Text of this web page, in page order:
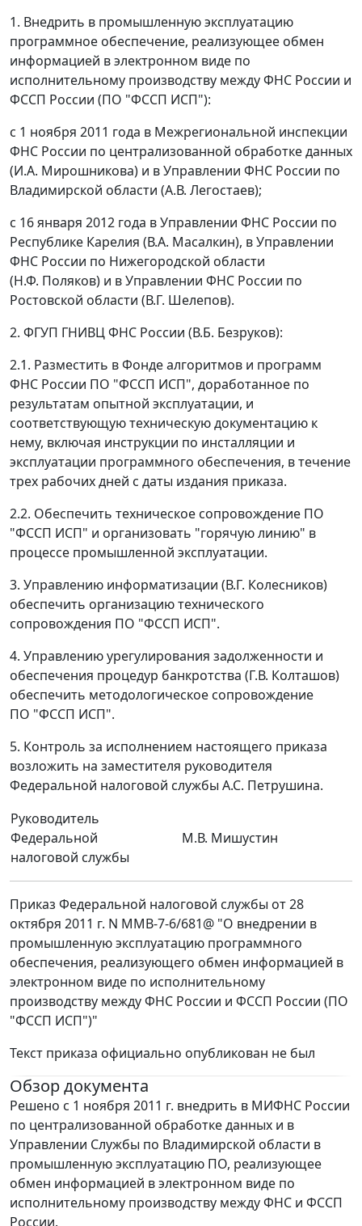
1. Внедрить в промышленную эксплуатацию
программное обеспечение, реализующее обмен
информацией в электронном виде по
исполнительному производству между ФНС России и
ФССП России (ПО "ФССП ИСП"):
с 1 ноября 2011 года в Межрегиональной инспекции
ФНС России по централизованной обработке данных
(И.А. Мирошникова) и в Управлении ФНС России по
Владимирской области (А.В. Легостаев);
с 16 января 2012 года в Управлении ФНС России по
Республике Карелия (В.А. Масалкин), в Управлении
ФНС России по Нижегородской области
(Н.Ф. Поляков) и в Управлении ФНС России по
Ростовской области (В.Г. Шелепов).
2. ФГУП ГНИВЦ ФНС России (В.Б. Безруков):
2.1. Разместить в Фонде алгоритмов и программ
ФНС России ПО "ФССП ИСП", доработанное по
результатам опытной эксплуатации, и
соответствующую техническую документацию к
нему, включая инструкции по инсталляции и
эксплуатации программного обеспечения, в течение
трех рабочих дней с даты издания приказа.
2.2. Обеспечить техническое сопровождение ПО
"ФССП ИСП" и организовать "горячую линию" в
процессе промышленной эксплуатации.
3. Управлению информатизации (В.Г. Колесников)
обеспечить организацию технического
сопровождения ПО "ФССП ИСП".
4. Управлению урегулирования задолженности и
обеспечения процедур банкротства (Г.В. Колташов)
обеспечить методологическое сопровождение
ПО "ФССП ИСП".
5. Контроль за исполнением настоящего приказа
возложить на заместителя руководителя
Федеральной налоговой службы А.С. Петрушина.
Руководитель
Федеральной
налоговой службы
М.В. Мишустин
Приказ Федеральной налоговой службы от 28
октября 2011 г. N ММВ-7-6/681@ "О внедрении в
промышленную эксплуатацию программного
обеспечения, реализующего обмен информацией в
электронном виде по исполнительному
производству между ФНС России и ФССП России (ПО
"ФССП ИСП")"
Текст приказа официально опубликован не был
Обзор документа
Решено с 1 ноября 2011 г. внедрить в МИФНС России
по централизованной обработке данных и в
Управлении Службы по Владимирской области в
промышленную эксплуатацию ПО, реализующее
обмен информацией в электронном виде по
исполнительному производству между ФНС и ФССП
России.